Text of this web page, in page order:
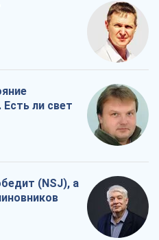
ли свет
(NSJ), а